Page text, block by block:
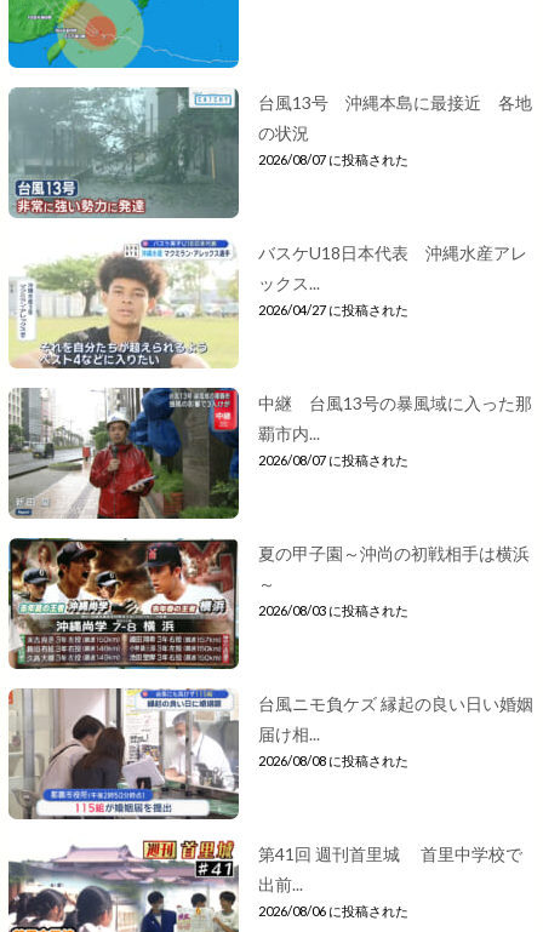
台風13号 沖縄本島に最接近 各地
の状況
2026/08/07 に投稿された
バスケU18日本代表 沖縄水産アレ
ックス...
2026/04/27 に投稿された
中継 台風13号の暴風域に入った那
覇市内...
2026/08/07 に投稿された
夏の甲子園～沖尚の初戦相手は横浜
～
2026/08/03 に投稿された
台風ニモ負ケズ 縁起の良い日い婚姻
届け相...
2026/08/08 に投稿された
第41回 週刊首里城 首里中学校で
出前...
2026/08/06 に投稿された